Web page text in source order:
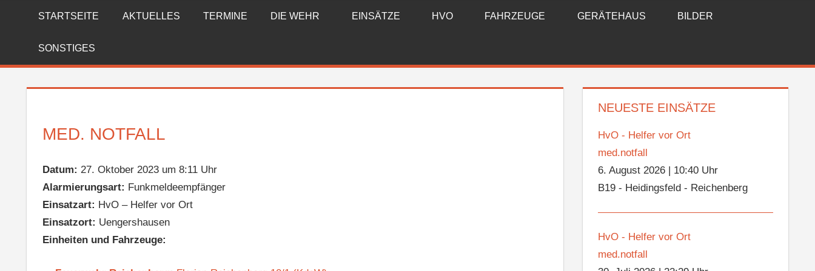
FREIWILLIGE
FEUERWEHR
REICHENBERG
STARTSEITE AKTUELLES TERMINE DIE WEHR EINSÄTZE HVO FAHRZEUGE GERÄTEHAUS BILDER
SONSTIGES
MED. NOTFALL
Datum: 27. Oktober 2023 um 8:11 Uhr
Alarmierungsart: Funkmeldeempfänger
Einsatzart: HvO – Helfer vor Ort
Einsatzort: Uengershausen
Einheiten und Fahrzeuge:
NEUESTE EINSÄTZE
HvO - Helfer vor Ort
med.notfall
6. August 2026
10:40 Uhr
B19 - Heidingsfeld - Reichenberg
HvO - Helfer vor Ort
med.notfall